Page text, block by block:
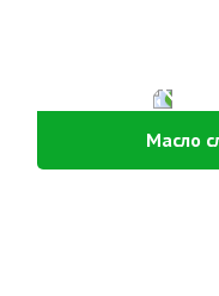
Масло